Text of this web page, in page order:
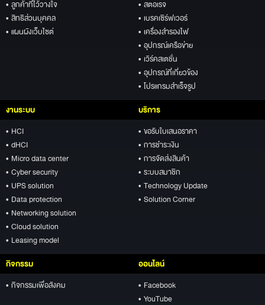
• ลูกค้าที่ไว้วางใจ
• สิทธิส่วนบุคคล
• แผนผังเว็บไซต์
• สตอเรจ
• เบรคเซิร์ฟเวอร์
• เครื่องสำรองไฟ
• อุปกรณ์เครือข่าย
• เวิร์คสเตชั่น
• อุปกรณ์ที่เกี่ยวข้อง
• โปรแกรมสำเร็จรูป
งานระบบ
• HCI
• dHCI
• Micro data center
• Cyber security
• UPS solution
• Data protection
• Networking solution
• Cloud solution
• Leasing model
บริการ
• ขอรับใบเสนอราคา
• การชำระเงิน
• การจัดส่งสินค้า
• ระบบสมาชิก
• Technology Update
• Solution Corner
กิจกรรม
• กิจกรรมเพื่อสังคม
ออนไลน์
• Facebook
• YouTube